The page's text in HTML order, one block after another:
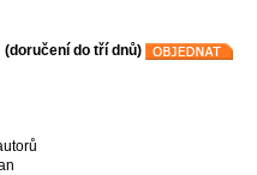
(doručení do tří dnů)